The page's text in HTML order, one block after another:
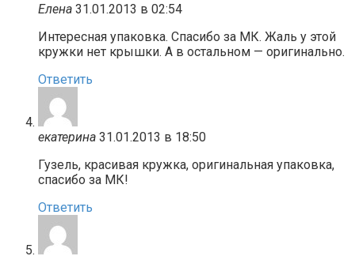
Елена 31.01.2013 в 02:54
Интересная упаковка. Спасибо за МК. Жаль у этой
кружки нет крышки. А в остальном — оригинально.
Ответить
екатерина 31.01.2013 в 18:50
Гузель, красивая кружка, оригинальная упаковка,
спасибо за МК!
Ответить